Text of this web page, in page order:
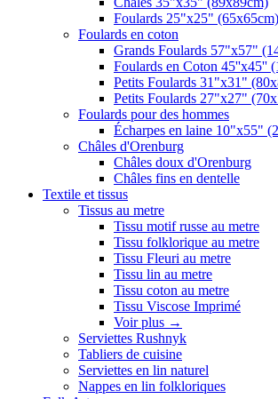
Foulards 25"x25" (65x65cm)
Foulards en coton
Grands Foulards 57"x57"
Foulards en Coton 45''x45''
Petits Foulards 31"x31"
Petits Foulards 27"x27"
Foulards pour des hommes
Écharpes en laine 10"x55"
Châles d'Orenburg
Châles doux d'Orenburg
Châles fins en dentelle
Textile et tissus
Tissus au metre
Tissu motif russe au metre
Tissu folklorique au metre
Tissu Fleuri au metre
Tissu lin au metre
Tissu coton au metre
Tissu Viscose Imprimé
Voir plus →
Serviettes Rushnyk
Tabliers de cuisine
Serviettes en lin naturel
Nappes en lin folkloriques